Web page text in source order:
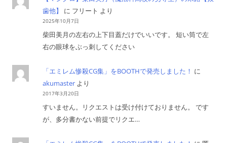
歯他】
に フリート より
2025年10月7日
柴田美月の左右の上下目蓋だけでいいです。 短い筒で左
右の眼球をぶっ刺してください
「エミレム惨殺CG集」をBOOTHで発売しました！ に
akumaster より
2017年3月20日
すいません。リクエストは受け付けておりません。 です
が、多分書かない前提でリクエ…